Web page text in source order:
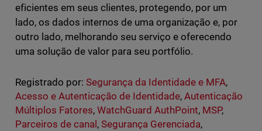
eficientes em seus clientes, protegendo, por um
lado, os dados internos de uma organização e, por
outro lado, melhorando seu serviço e oferecendo
uma solução de valor para seu portfólio.
Registrado por: Segurança da Identidade e MFA,
Acesso e Autenticação de Identidade,Autenticação
Múltiplos Fatores, WatchGuard AuthPoint, MSP,
Parceiros de canal , Segurança Gerenciada,